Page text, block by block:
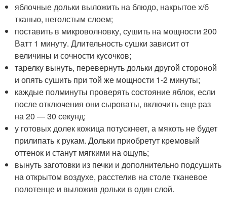
яблочные дольки выложить на блюдо, накрытое х/б
тканью, нетолстым слоем;
поставить в микроволновку, сушить на мощности 200
Ватт 1 минуту. Длительность сушки зависит от
величины и сочности кусочков;
тарелку вынуть, перевернуть дольки другой стороной
и опять сушить при той же мощности 1-2 минуты;
каждые полминуты проверять состояние яблок, если
после отключения они сыроваты, включить еще раз
на 20 — 30 секунд;
у готовых долек кожица потускнеет, а мякоть не будет
прилипать к рукам. Дольки приобретут кремовый
оттенок и станут мягкими на ощупь;
вынуть заготовки из печки и дополнительно подсушить
на открытом воздухе, расстелив на столе тканевое
полотенце и выложив дольки в один слой.